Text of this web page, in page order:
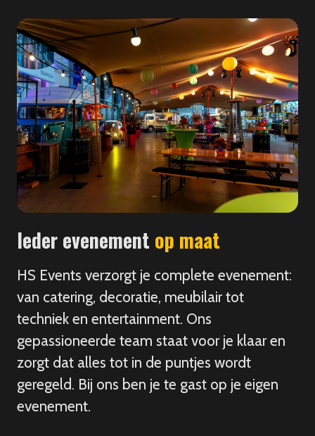
Ieder evenement op maat
HS Events verzorgt je complete evenement:
van catering, decoratie, meubilair tot
techniek en entertainment. Ons
gepassioneerde team staat voor je klaar en
zorgt dat alles tot in de puntjes wordt
geregeld. Bij ons ben je te gast op je eigen
evenement.